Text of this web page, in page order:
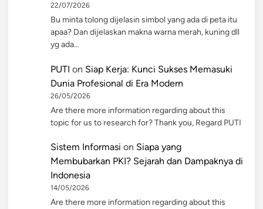
22/07/2026
Bu minta tolong dijelasin simbol yang ada di peta itu
apaa? Dan dijelaskan makna warna merah, kuning dll
yg ada…
PUTI on Siap Kerja: Kunci Sukses Memasuki
Dunia Profesional di Era Modern
26/05/2026
Are there more information regarding about this
topic for us to research for? Thank you, Regard PUTI
Sistem Informasi on Siapa yang
Membubarkan PKI? Sejarah dan Dampaknya di
Indonesia
14/05/2026
Are there more information regarding about this